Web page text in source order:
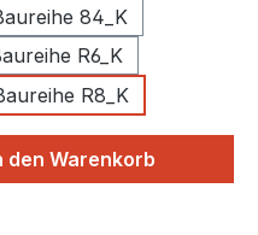
84_K
R6_K
R8_K
den
den Warenkorb